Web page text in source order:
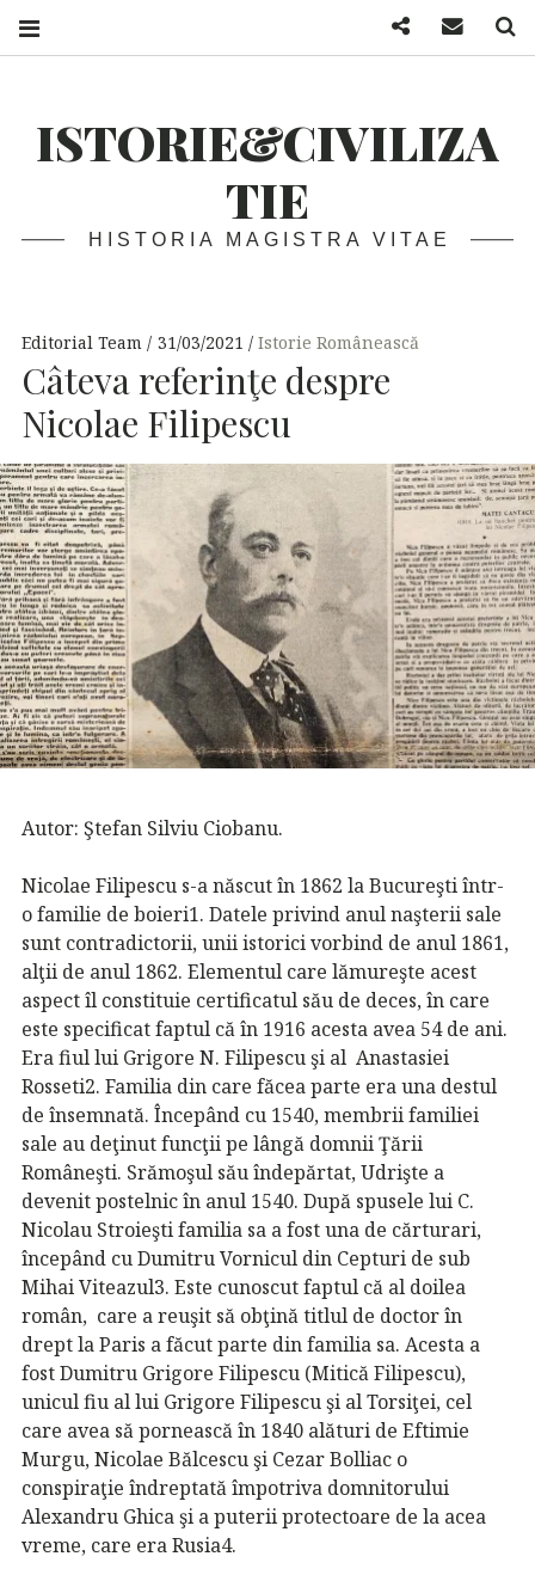
ISTORIE&CIVILIZA
TIE
HISTORIA MAGISTRA VITAE
Editorial Team 31/03/2021 Istorie Românească
Câteva referinţe despre
Nicolae Filipescu
Autor: Ştefan Silviu Ciobanu.
Nicolae Filipescu s-a născut în 1862 la Bucureşti într-
o familie de boieri1. Datele privind anul naşterii sale
sunt contradictorii, unii istorici vorbind de anul 1861,
alţii de anul 1862. Elementul care lămureşte acest
aspect îl constituie certificatul său de deces, în care
este specificat faptul că în 1916 acesta avea 54 de ani.
Era fiul lui Grigore N. Filipescu şi al Anastasiei
Rosseti2. Familia din care făcea parte era una destul
de însemnată. Începând cu 1540, membrii familiei
sale au deţinut funcţii pe lângă domnii Ţării
Româneşti. Srămoşul său îndepărtat, Udrişte a
devenit postelnic în anul 1540. După spusele lui C.
Nicolau Stroieşti familia sa a fost una de cărturari,
începând cu Dumitru Vornicul din Cepturi de sub
Mihai Viteazul3. Este cunoscut faptul că al doilea
român, care a reuşit să obţină titlul de doctor în
drept la Paris a făcut parte din familia sa. Acesta a
fost Dumitru Grigore Filipescu (Mitică Filipescu),
unicul fiu al lui Grigore Filipescu şi al Torsiţei, cel
care avea să pornească în 1840 alături de Eftimie
Murgu, Nicolae Bălcescu şi Cezar Bolliac o
conspiraţie îndreptată împotriva domnitorului
Alexandru Ghica şi a puterii protectoare de la acea
vreme, care era Rusia4.
FacebookMail